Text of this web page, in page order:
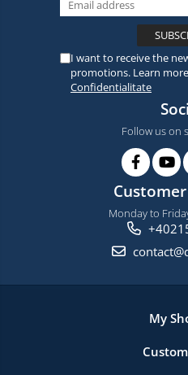
I want to receive the
promotions. Learn
Confidentialitate
Follow us on
Monday to
My